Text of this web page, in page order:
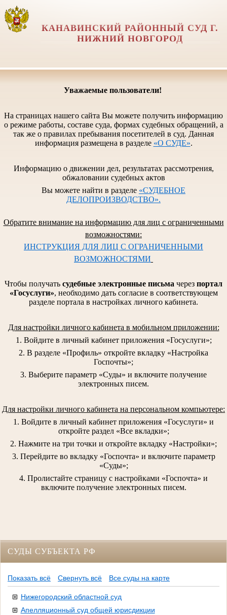
КАНАВИНСКИЙ РАЙОННЫЙ СУД Г.
НИЖНИЙ НОВГОРОД
Уважаемые пользователи!
На страницах нашего сайта Вы можете получить информацию
о режиме работы, составе суда, формах судебных обращений, а
так же о правилах пребывания посетителей в суд. Данная
информация размещена в разделе «О СУДЕ».
Информацию о движении дел, результатах рассмотрения,
обжаловании судебных актов
Вы можете найти в разделе «СУДЕБНОЕ
ДЕЛОПРОИЗВОДСТВО».
Обратите внимание на информацию для лиц с ограниченными
возможностями:
ИНСТРУКЦИЯ ДЛЯ ЛИЦ С ОГРАНИЧЕННЫМИ
ВОЗМОЖНОСТЯМИ
Чтобы получать судебные электронные письма через портал
«Госуслуги», необходимо дать согласие в соответствующем
разделе портала в настройках личного кабинета.
Для настройки личного кабинета в мобильном приложении:
1. Войдите в личный кабинет приложения «Госуслуги»;
2. В разделе «Профиль» откройте вкладку «Настройка
Госпочты»;
3. Выберите параметр «Суды» и включите получение
электронных писем.
Для настройки личного кабинета на персональном компьютере:
1. Войдите в личный кабинет приложения «Госуслуги» и
откройте раздел «Все вкладки»;
2. Нажмите на три точки и откройте вкладку «Настройки»;
3. Перейдите во вкладку «Госпочта» и включите параметр
«Суды»;
4. Пролистайте страницу с настройками «Госпочта» и
включите получение электронных писем.
СУДЫ СУБЪЕКТА РФ
Показать всё Свернуть всё Все суды на карте
Нижегородский областной суд
Апелляционный суд общей юрисдикции